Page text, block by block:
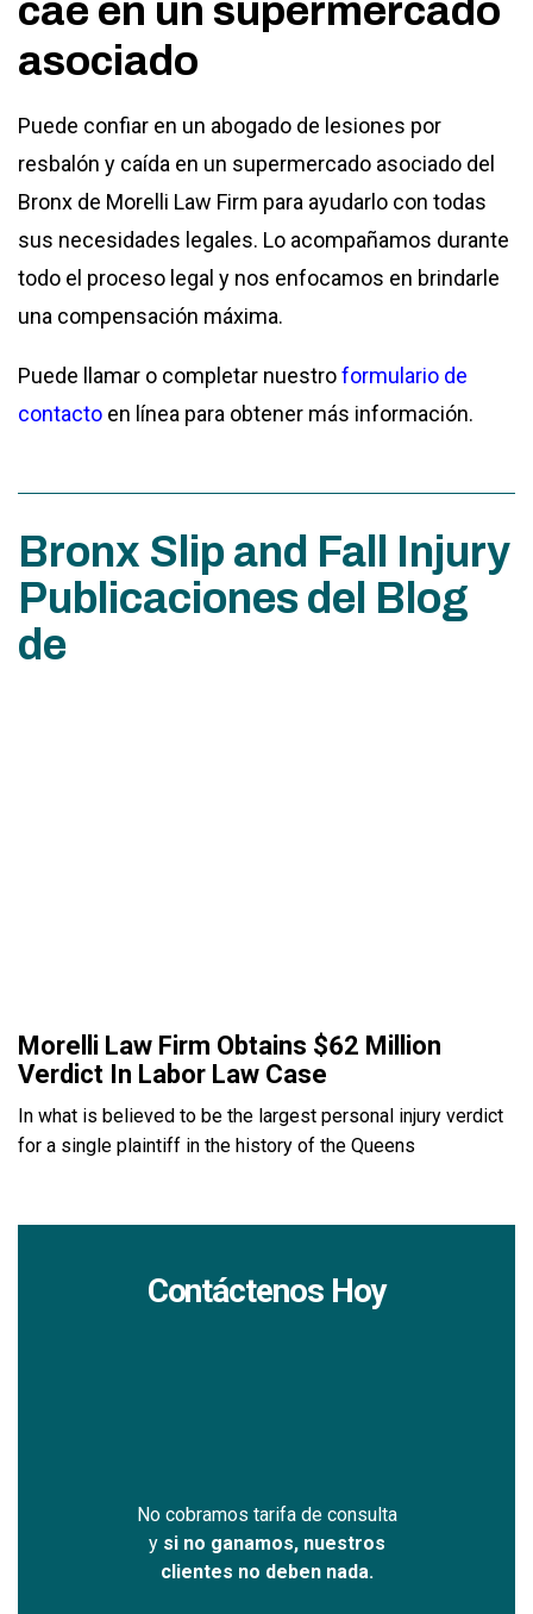
cae en un supermercado
asociado
Puede confiar en un abogado de lesiones por
resbalón y caída en un supermercado asociado del
Bronx de Morelli Law Firm para ayudarlo con todas
sus necesidades legales. Lo acompañamos durante
todo el proceso legal y nos enfocamos en brindarle
una compensación máxima.
Puede llamar o completar nuestroformulario de
contacto en línea para obtener más información.
Bronx Slip and Fall Injury
Publicaciones del Blog
de
Morelli Law Firm Obtains $62 Million
Verdict In Labor Law Case
In what is believed to be the largest personal injury verdict
for a single plaintiff in the history of the Queens
Contáctenos Hoy
No cobramos tarifa de consulta
y si no ganamos, nuestros
clientes no deben nada.